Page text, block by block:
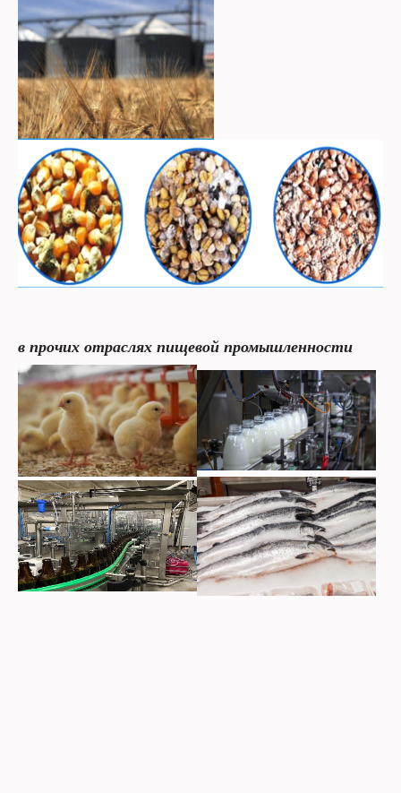
в прочих отраслях пищевой промышленности